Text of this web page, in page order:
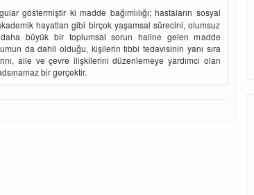
göstermiştir ki madde bağımlılığı; hastaların sosyal
hayatları gibi birçok yaşamsal sürecini, olumsuz
büyük bir toplumsal sorun haline gelen madde
da dahil olduğu, kişilerin tıbbi tedavisinin yanı sıra
aile ve çevre ilişkilerini düzenlemeye yardımcı olan
bir gerçektir.